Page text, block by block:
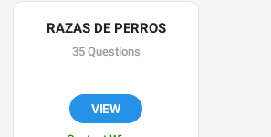
RAZAS DE PERROS
35 Questions
VIEW